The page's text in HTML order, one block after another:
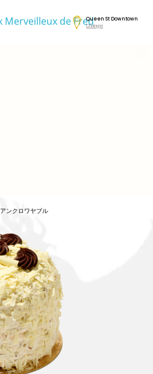
Queen St Downtown
Changer
アンクロワヤブル